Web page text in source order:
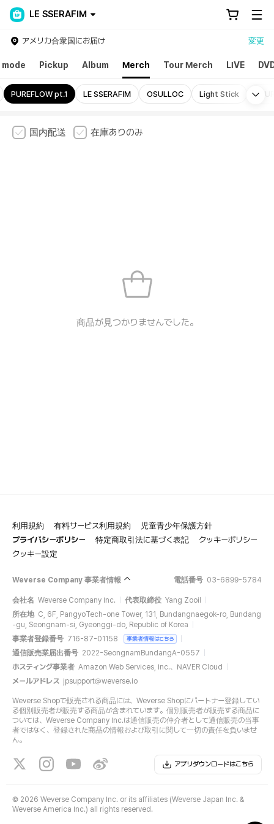
LE SSERAFIM
アメリカ合衆国にお届け 変更
mode Pickup Album Merch Tour Merch LIVE
PUREFLOW pt.1 LE SSERAFIM OSULLOC Light Stick
国内配送 在庫ありのみ
商品が見つかりませんでした。
利用規約 有料サービス利用規約
児童青少年保護方針
プライバシーポリシー
特定商取引法に基づく表記
クッキーポリシー
クッキー設定
Weverse Company 事業者情報 電話番号 03-6899-5784
会社名 Weverse Company Inc. 代表取締役 Yang Zooil
所在地 C, 6F, PangyoTech-one Tower, 131, Bundangnaegok-ro, Bundang
-gu, Seongnam-si, Gyeonggi-do, Republic of Korea
事業者登録番号 716-87-01158 事業者情報はこちら
通信販売業届出番号 2022-SeongnamBundangA-0557
ホスティング事業者 Amazon Web Services, Inc.、NAVER Cloud
メールアドレス jpsupport@weverse.io
Weverse Shopで販売される商品には、Weverse Shopにパートナー登録してい
る個別販売者が販売する商品が含まれています。個別販売者が販売する商品に
ついては、Weverse Company Inc.は通信販売の仲介者として通信販売の当事
者ではなく、登録された商品の情報および取引に関して一切の責任を負いませ
ん。
アプリダウンロードはこちら
© 2026 Weverse Company Inc. or its affiliates (Weverse Japan Inc. &
Weverse America Inc.) all rights reserved.